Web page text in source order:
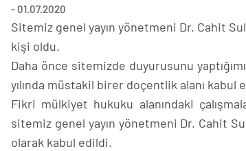
- 01.07.2020
Sitemiz genel yayın yönetmeni Dr. Cahit
kişi oldu.
Daha önce sitemizde duyurusunu
yılında müstakil birer doçentlik alanı kabul
Fikri mülkiyet hukuku alanındaki
sitemiz genel yayın yönetmeni Dr. Cahit
olarak kabul edildi.